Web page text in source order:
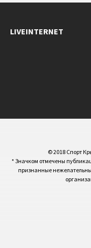
LIVEINTERNET
© 2018 Спорт
* Значком отмечены
признанные